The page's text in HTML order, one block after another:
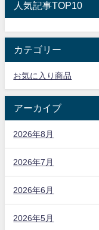
人気記事TOP10
カテゴリー
お気に入り商品
アーカイブ
2026年8月
2026年7月
2026年6月
2026年5月